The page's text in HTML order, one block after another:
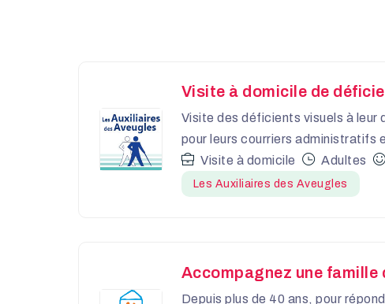
Visite à domicile de
Visite des déficients visuels à leur
pour leurs courriers administratifs
Visite à domicile
Adultes
Les Auxiliaires des Aveugles
Accompagnez une
Depuis plus de 40 ans, pour